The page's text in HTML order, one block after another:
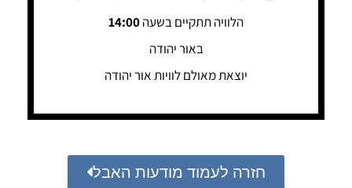
הלוויה תתקיים בשעה14:00
באור יהודה
יוצאת מאולם לוויות אור יהודה
חזרה לעמוד מודעות האבל